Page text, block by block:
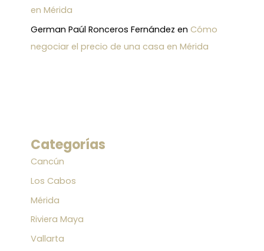
en Mérida
German Paúl Ronceros Fernández en Cómo
negociar el precio de una casa en Mérida
Categorías
Cancún
Los Cabos
Mérida
Riviera Maya
Vallarta